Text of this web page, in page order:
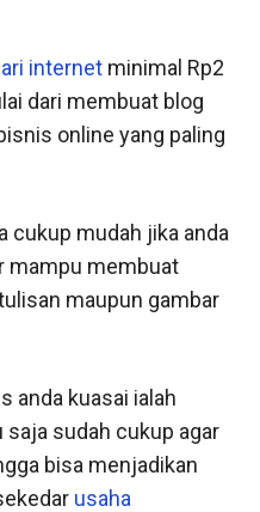
internet minimal Rp2
dari membuat blog
online yang paling
cukup mudah jika anda
mampu membuat
maupun gambar
anda kuasai ialah
sudah cukup agar
bisa menjadikan
usaha